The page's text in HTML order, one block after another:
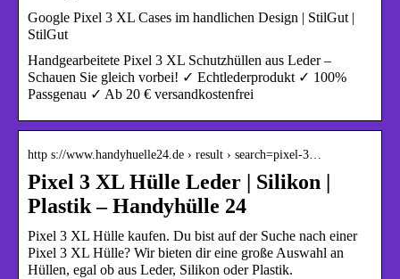
Google Pixel 3 XL Cases im handlichen Design | StilGut |
StilGut
Handgearbeitete Pixel 3 XL Schutzhüllen aus Leder –
Schauen Sie gleich vorbei! ✓ Echtlederprodukt ✓ 100%
Passgenau ✓ Ab 20 € versandkostenfrei
http s://www.handyhuelle24.de › result › search=pixel-3…
Pixel 3 XL Hülle Leder | Silikon |
Plastik – Handyhülle 24
Pixel 3 XL Hülle kaufen. Du bist auf der Suche nach einer
Pixel 3 XL Hülle? Wir bieten dir eine große Auswahl an
Hüllen, egal ob aus Leder, Silikon oder Plastik.